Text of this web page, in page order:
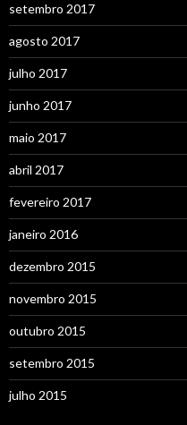
setembro 2017
agosto 2017
julho 2017
junho 2017
maio 2017
abril 2017
fevereiro 2017
janeiro 2016
dezembro 2015
novembro 2015
outubro 2015
setembro 2015
julho 2015